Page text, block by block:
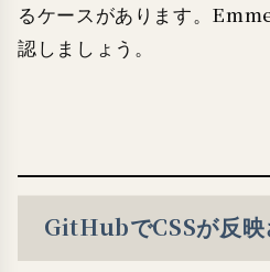
るケースがあります。
認しましょう。
GitHubでCSSが反映